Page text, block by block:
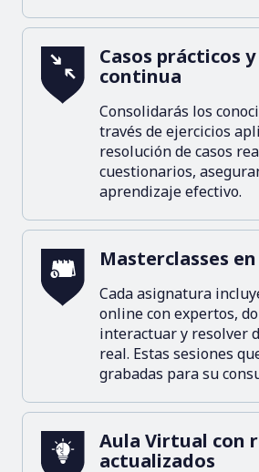
Casos prácticos
continua
Consolidarás los
través de ejercicios
resolución de casos
cuestionarios,
aprendizaje efectivo.
Masterclasses
Cada asignatura
online con expertos,
interactuar y resolver
real. Estas sesiones
grabadas para su
Aula Virtual con
actualizados